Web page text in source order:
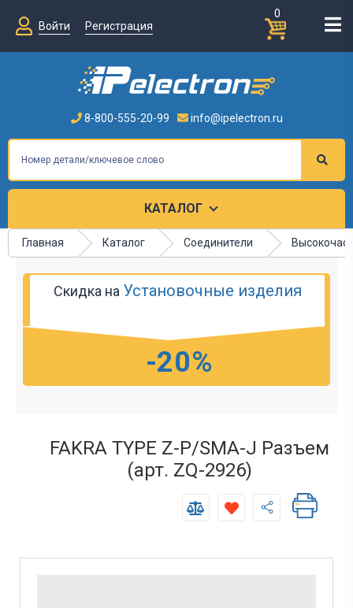
0
Войти
Регистрация
8-800-555-20-99 info@ipelectron.ru
КАТАЛОГ
Главная Каталог Соединители
Скидка на Установочные изделия
-20%
FAKRA TYPE Z-P/SMA-J Разъем
(арт. ZQ-2926)